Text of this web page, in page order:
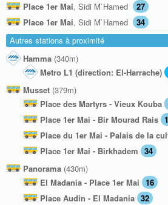
Place 1er Mai, Sidi M`Hamed
27
Place 1er Mai, Sidi M`Hamed
34
Autres stations à proximité
Hamma (340m)
Metro L1 (direction: El-Harrache)
Musset (379m)
Place des Martyrs - Vieux Kouba
Place 1er Mai - Bir Mourad Rais
Place du 1er Mai - Palais de la
Place 1er Mai - Birkhadem 34
Panorama (430m)
El Madania - Place 1er Mai 16
Place Audin - El Madania 32